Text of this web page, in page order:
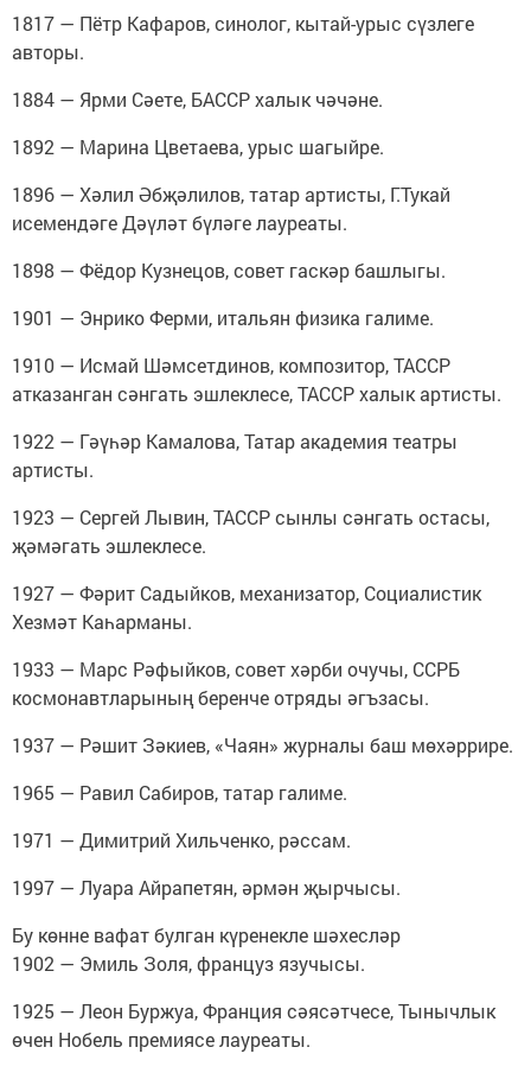
1817 — Пётр Кафаров, синолог, кытай-урыс сүзлеге
авторы.
1884 — Ярми Сәете, БАССР халык чәчәне.
1892 — Марина Цветаева, урыс шагыйре.
1896 — Хәлил Әбҗәлилов, татар артисты, Г.Тукай
исемендәге Дәүләт бүләге лауреаты.
1898 — Фёдор Кузнецов, совет гаскәр башлыгы.
1901 — Энрико Ферми, итальян физика галиме.
1910 — Исмай Шәмсетдинов, композитор, ТАССР
атказанган сәнгать эшлеклесе, ТАССР халык артисты.
1922 — Гәүһәр Камалова, Татар академия театры
артисты.
1923 — Сергей Лывин, ТАССР сынлы сәнгать остасы,
җәмәгать эшлеклесе.
1927 — Фәрит Садыйков, механизатор, Социалистик
Хезмәт Каһарманы.
1933 — Марс Рәфыйков, совет хәрби очучы, ССРБ
космонавтларының беренче отряды әгъзасы.
1937 — Рәшит Зәкиев, «Чаян» журналы баш мөхәррире.
1965 — Равил Сабиров, татар галиме.
1971 — Димитрий Хильченко, рәссам.
1997 — Луара Айрапетян, әрмән җырчысы.
Бу көнне вафат булган күренекле шәхесләр
1902 — Эмиль Золя, француз язучысы.
1925 — Леон Буржуа, Франция сәясәтчесе, Тынычлык
өчен Нобель премиясе лауреаты.